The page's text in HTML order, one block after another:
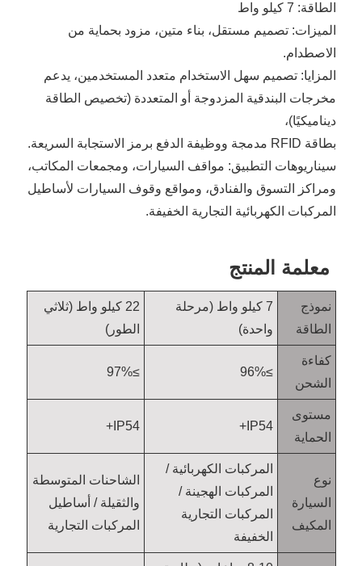
الطاقة: 7 كيلو واط
الميزات: تصميم مستقل، بناء متين، مزود بحماية من
الاصطدام.
المزايا: تصميم سهل الاستخدام متعدد المستخدمين، يدعم
مخرجات البندقية المزدوجة أو المتعددة (تخصيص الطاقة
ديناميكيًا)،
بطاقة RFID مدمجة ووظيفة الدفع برمز الاستجابة السريعة.
سيناريوهات التطبيق: مواقف السيارات، ومجمعات المكاتب،
ومراكز التسوق والفنادق، ومواقع وقوف السيارات لأساطيل
المركبات الكهربائية التجارية الخفيفة.
معلمة المنتج
نموذج
الطاقة
7 كيلو واط (مرحلة
واحدة)
22 كيلو واط (ثلاثي
الطور)
كفاءة
الشحن
≥96%
≥97%
مستوى
الحماية
IP54+
IP54+
نوع
السيارة
المكيف
المركبات الكهربائية /
المركبات الهجينة /
المركبات التجارية
الخفيفة
الشاحنات المتوسطة
والثقيلة / أساطيل
المركبات التجارية